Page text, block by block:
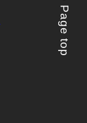
Page top